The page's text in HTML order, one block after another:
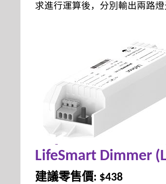
求進行運算後，分別輸出兩路
LifeSmart Dimmer
建議零售價: $438